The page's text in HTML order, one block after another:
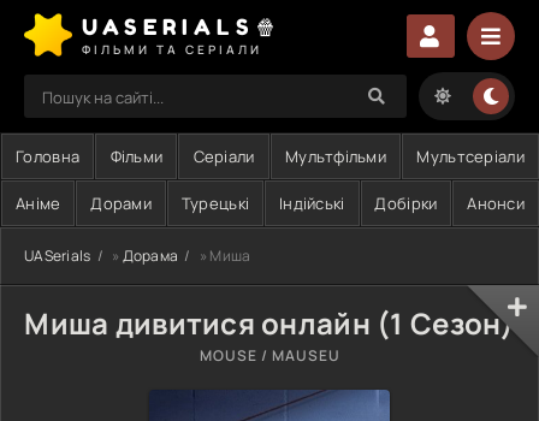
UASERIALS🍿
ФІЛЬМИ ТА СЕРІАЛИ
Головна Фільми Серіали Мультфільми Мультсеріали
Аніме Дорами Турецькі Індійські Добірки Анонси
UASerials » Дорама » Миша
Миша дивитися онлайн (1 Сезон)
MOUSE / MAUSEU